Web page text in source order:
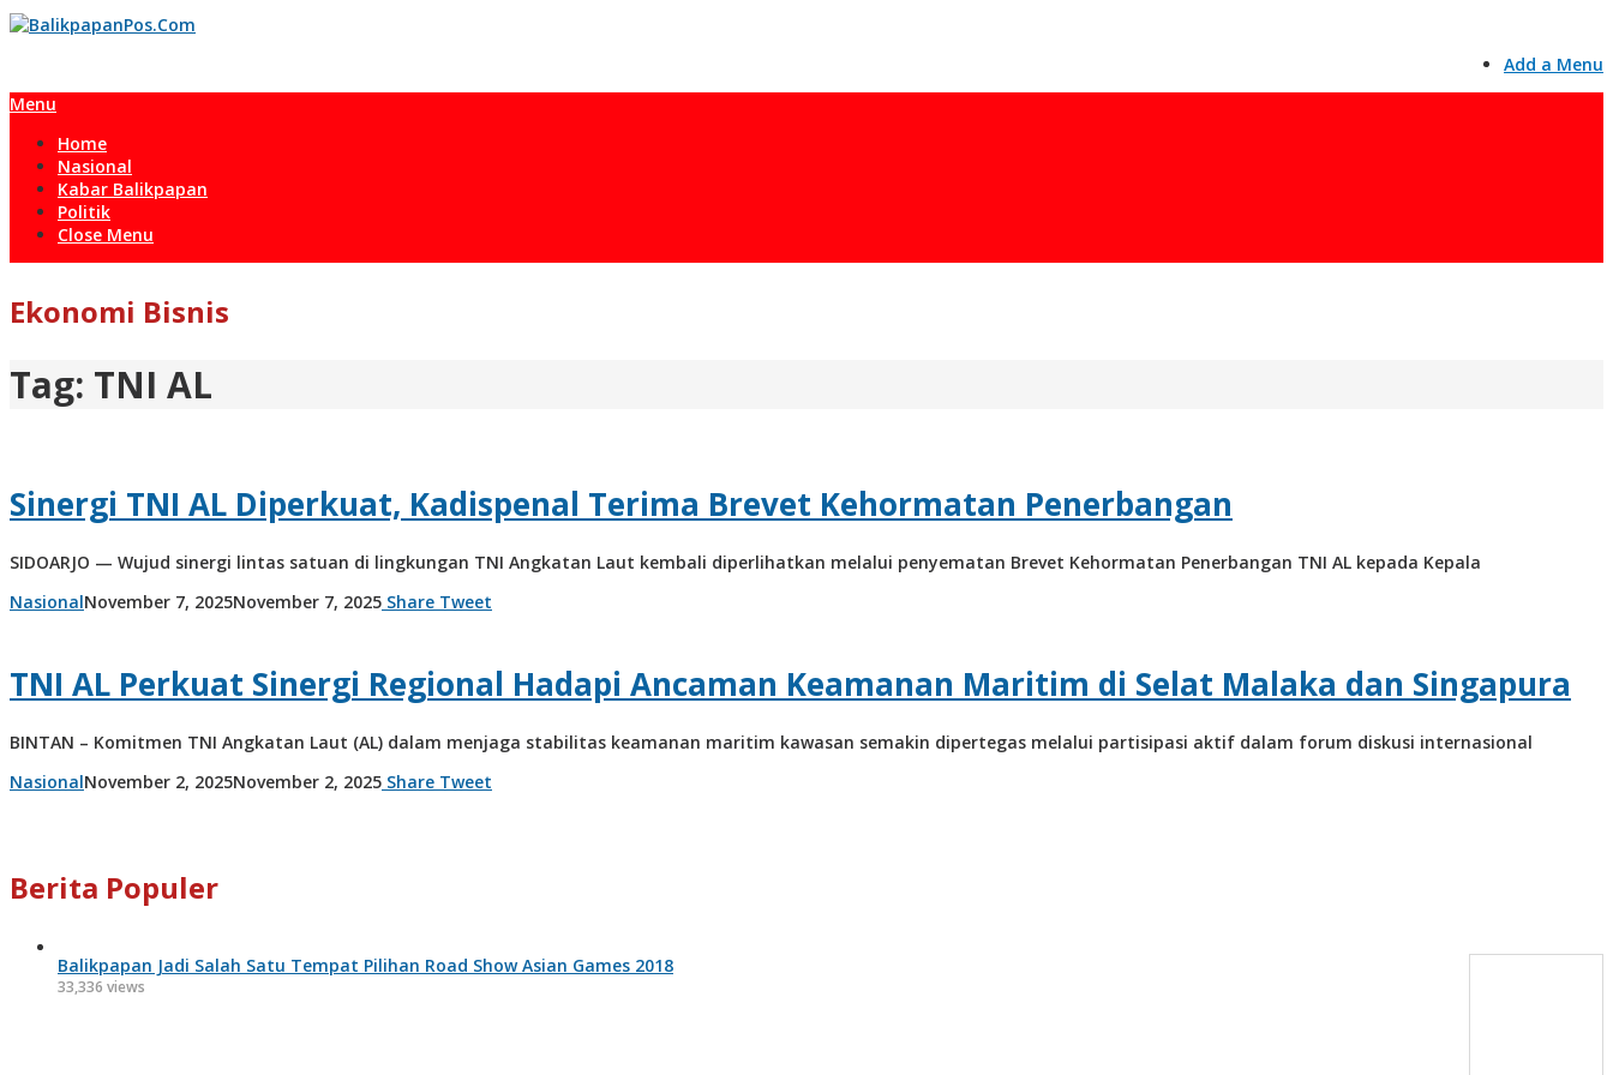
Skip
Add a Menu
Menu
Home
Nasional
Kabar Balikpapan
Politik
Close Menu
Ekonomi Bisnis
Tag: TNI AL
Sinergi TNI AL Diperkuat, Kadispenal Terima Brevet Kehormatan Penerbangan
SIDOARJO — Wujud sinergi lintas satuan di lingkungan TNI Angkatan Laut kembali diperlihatkan melalui penyematan Brevet Kehormatan Penerbangan TNI AL kepada Kepala
NasionalNovember 7, 2025November 7, 2025by
Share Tweet
TNI AL Perkuat Sinergi Regional Hadapi Ancaman Keamanan Maritim di Selat Malaka dan Singapura
BINTAN – Komitmen TNI Angkatan Laut (AL) dalam menjaga stabilitas keamanan maritim kawasan semakin dipertegas melalui partisipasi aktif dalam forum diskusi internasional
NasionalNovember 2, 2025November 2, 2025by
Share Tweet
Berita Populer
Balikpapan Jadi Salah Satu Tempat Pilihan Road Show Asian Games 2018
33,336 views